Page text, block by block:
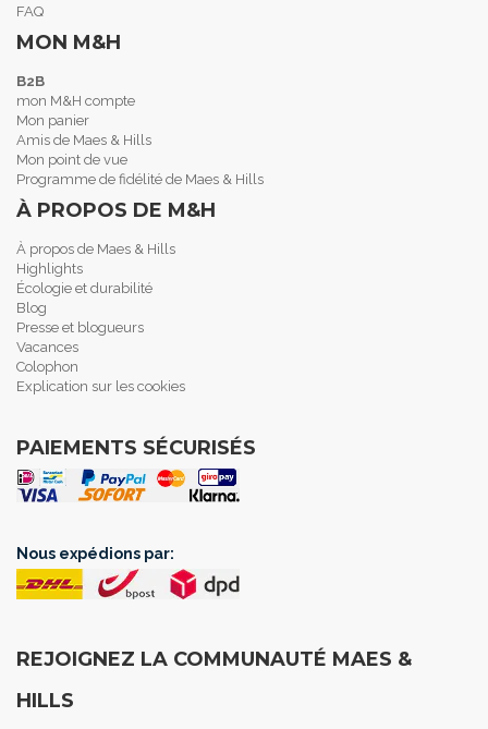
FAQ
MON M&H
B2B
mon M&H compte
Mon panier
Amis de Maes & Hills
Mon point de vue
Programme de fidélité de Maes & Hills
À PROPOS DE M&H
À propos de Maes & Hills
Highlights
Écologie et durabilité
Blog
Presse et blogueurs
Vacances
Colophon
Explication sur les cookies
PAIEMENTS SÉCURISÉS
Nous expédions par:
REJOIGNEZ LA COMMUNAUTÉ MAES &
HILLS